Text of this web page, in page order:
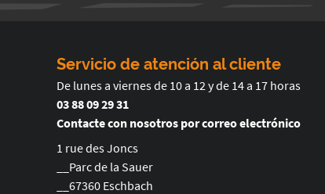
Servicio de atención al cliente
De lunes a viernes de 10 a 12 y de 14 a 17 horas
03 88 09 29 31
Contacte con nosotros por correo electrónico
1 rue des Joncs
__Parc de la Sauer
__67360 Eschbach